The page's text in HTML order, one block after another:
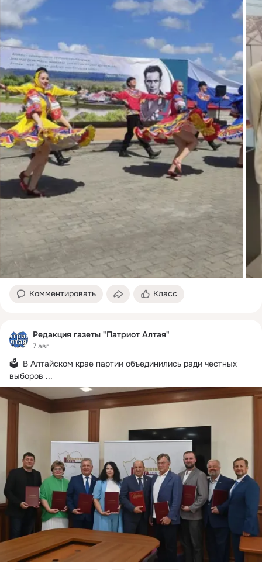
Комментировать Класс
Редакция газеты "Патриот Алтая"
7 авг
🗳️  В Алтайском крае партии объединились ради честных
выборов ...